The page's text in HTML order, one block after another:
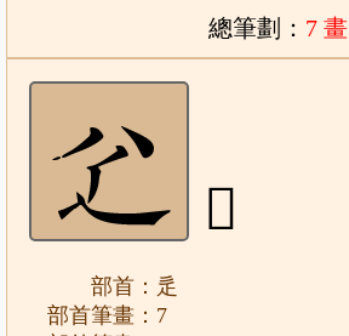
總筆劃： 7 畫
𠔇
部首：辵
部首筆畫：7